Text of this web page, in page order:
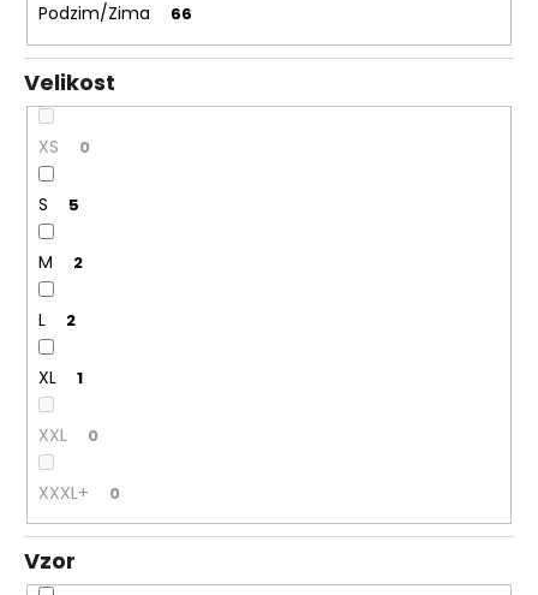
Podzim/Zima 66
Velikost
XS 0
S 5
M 2
L 2
XL 1
XXL 0
XXXL+ 0
Vzor